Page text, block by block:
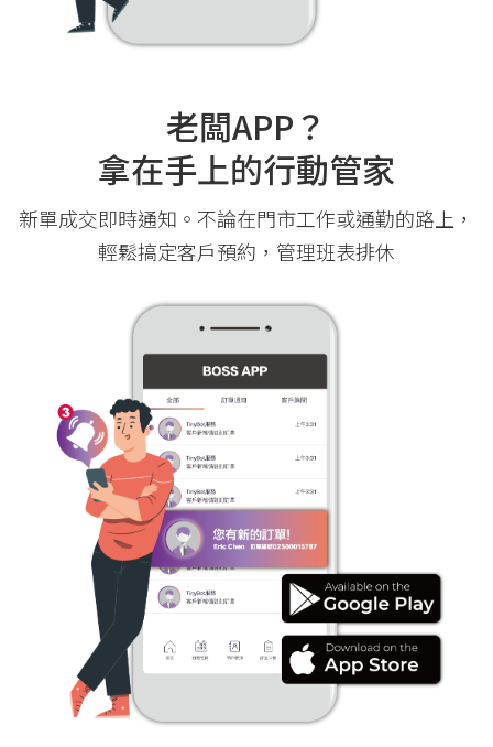
老闆APP？
拿在手上的行動管家
新單成交即時通知。不論在門市工作或通勤的路上，
輕鬆搞定客戶預約，管理班表排休